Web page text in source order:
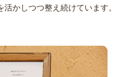
かしつつ整え続けています。